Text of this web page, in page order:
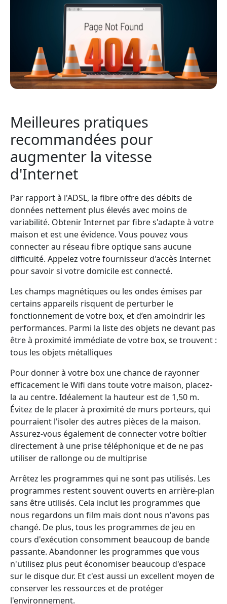
Meilleures pratiques
recommandées pour
augmenter la vitesse
d'Internet
Par rapport à l'ADSL, la fibre offre des débits de
données nettement plus élevés avec moins de
variabilité. Obtenir Internet par fibre s'adapte à votre
maison et est une évidence. Vous pouvez vous
connecter au réseau fibre optique sans aucune
difficulté. Appelez votre fournisseur d'accès Internet
pour savoir si votre domicile est connecté.
Les champs magnétiques ou les ondes émises par
certains appareils risquent de perturber le
fonctionnement de votre box, et d’en amoindrir les
performances. Parmi la liste des objets ne devant pas
être à proximité immédiate de votre box, se trouvent :
tous les objets métalliques
Pour donner à votre box une chance de rayonner
efficacement le Wifi dans toute votre maison, placez-
la au centre. Idéalement la hauteur est de 1,50 m.
Évitez de le placer à proximité de murs porteurs, qui
pourraient l'isoler des autres pièces de la maison.
Assurez-vous également de connecter votre boîtier
directement à une prise téléphonique et de ne pas
utiliser de rallonge ou de multiprise
Arrêtez les programmes qui ne sont pas utilisés. Les
programmes restent souvent ouverts en arrière-plan
sans être utilisés. Cela inclut les programmes que
nous regardons un film mais dont nous n'avons pas
changé. De plus, tous les programmes de jeu en
cours d'exécution consomment beaucoup de bande
passante. Abandonner les programmes que vous
n'utilisez plus peut économiser beaucoup d'espace
sur le disque dur. Et c'est aussi un excellent moyen de
conserver les ressources et de protéger
l'environnement.